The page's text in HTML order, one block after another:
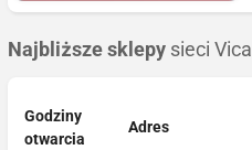
Najbliższe sklepy sieci Vica
Godziny
otwarcia
Adres